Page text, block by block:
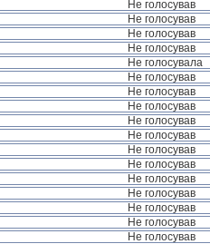
Не голосував
Не голосував
Не голосував
Не голосував
Не голосувала
Не голосував
Не голосував
Не голосував
Не голосував
Не голосував
Не голосував
Не голосував
Не голосував
Не голосував
Не голосував
Не голосував
Не голосував